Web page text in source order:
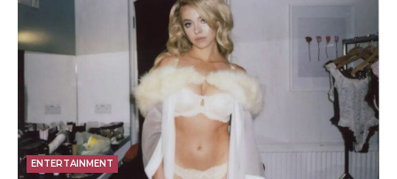
ENTERTAINMENT